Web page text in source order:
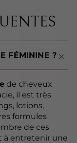
FÉMININE ?
de cheveux
il est très
lotions,
formules
de ces
à entretenir une